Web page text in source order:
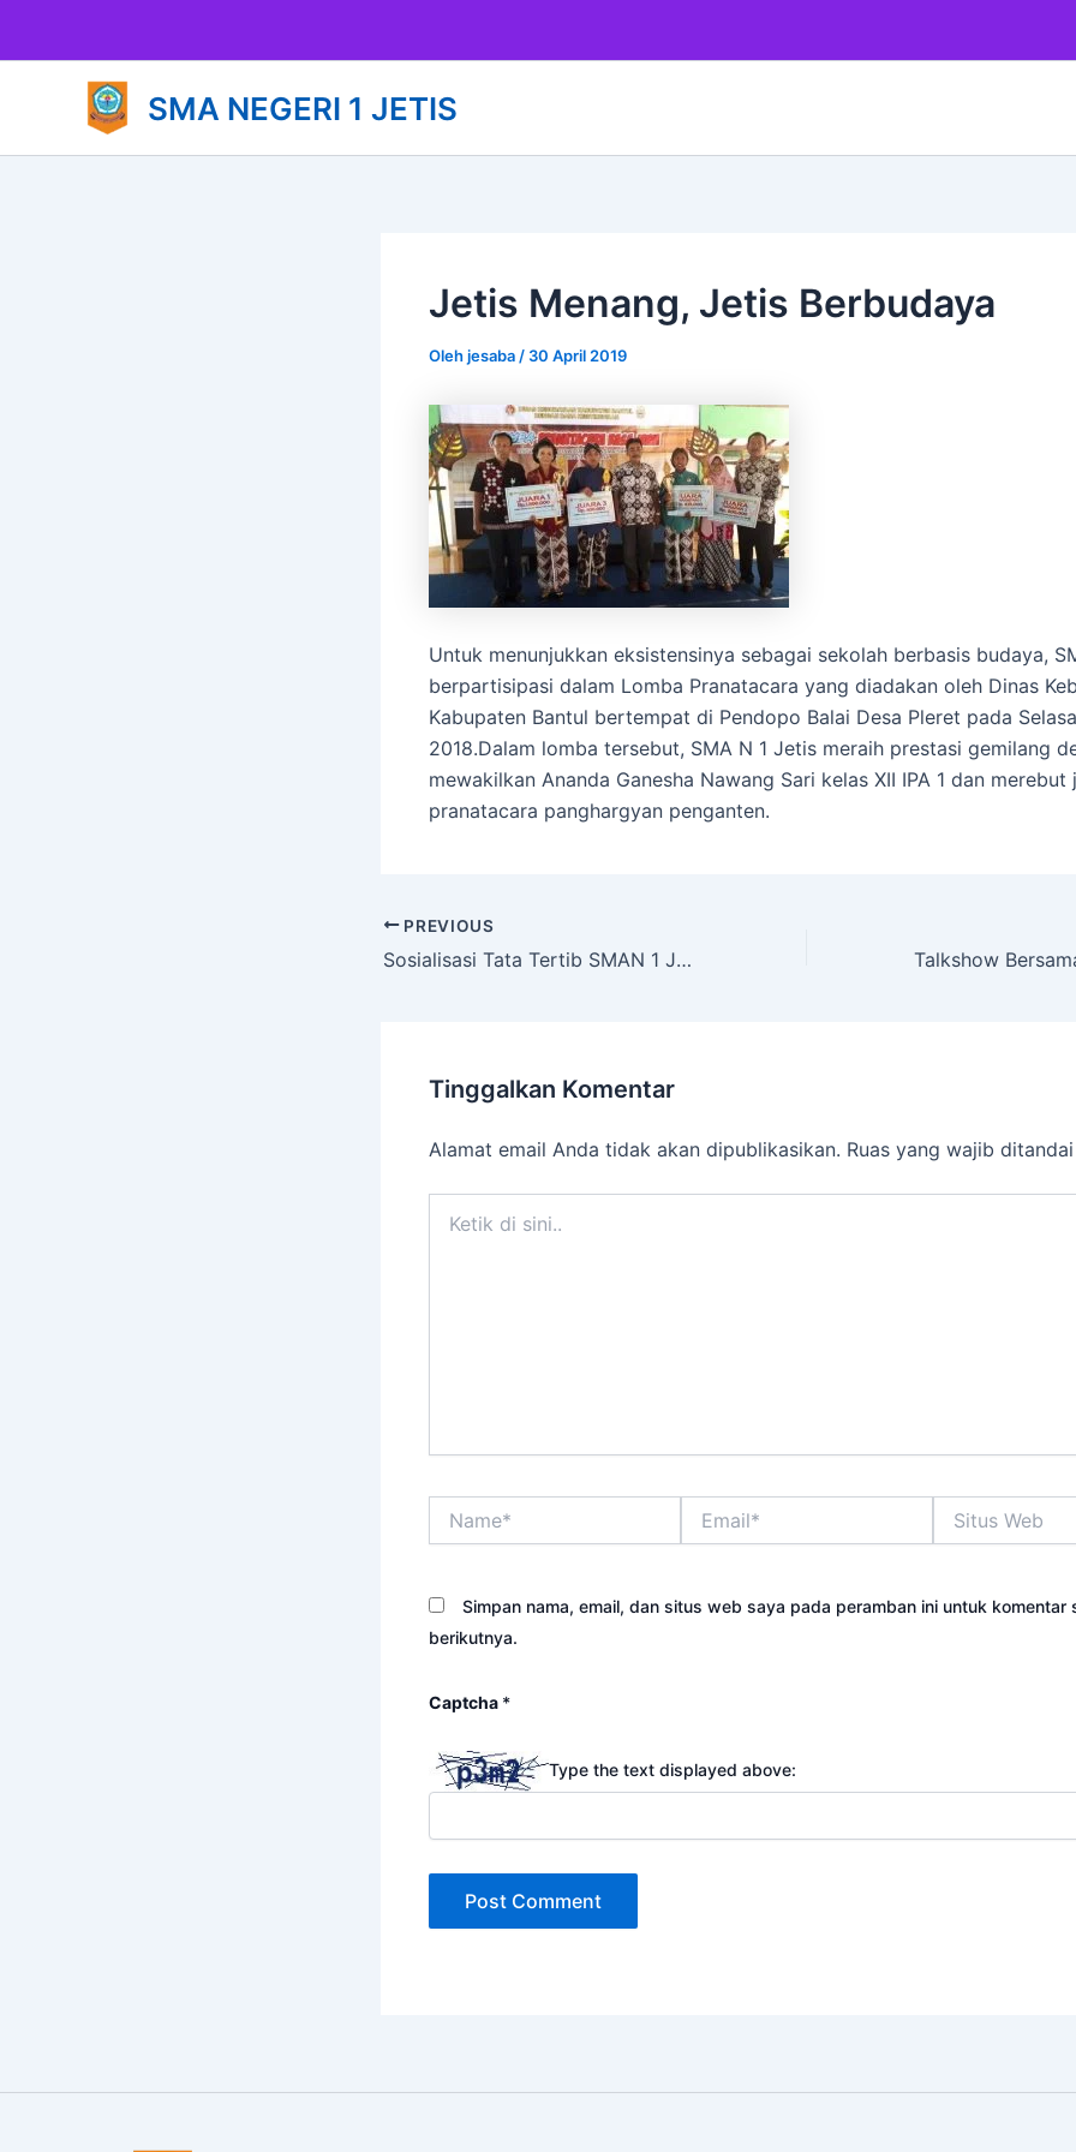
SMA NEGERI 1 JETIS
Jetis Menang, Jetis Berbudaya
Olehjesaba / 30 April 2019
Untuk menunjukkan eksistensinya sebagai sekolah berbasis budaya,
berpartisipasi dalam Lomba Pranatacara yang diadakan oleh Dinas
Kabupaten Bantul bertempat di Pendopo Balai Desa Pleret pada
2018.Dalam lomba tersebut, SMA N 1 Jetis meraih prestasi gemilang
mewakilkan Ananda Ganesha Nawang Sari kelas XII IPA 1 dan merebut
pranatacara panghargyan penganten.
PREVIOUS
Sosialisasi Tata Tertib SMAN 1 Jetis
Tinggalkan Komentar
Alamat email Anda tidak akan dipublikasikan. Ruas yang wajib ditandai
Web
Simpan nama, email, dan situs web saya pada peramban ini untuk komentar
berikutnya.
Captcha *
Type the text displayed above: